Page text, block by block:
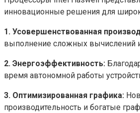
инновационные решения для
1. Усовершенствованная
выполнение сложных вычислений
2. Энергоэффективность:
время автономной работы
3. Оптимизированная графика:
производительность и богатые